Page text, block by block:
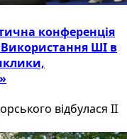
конференція
ШІ в
відбулася ІІ